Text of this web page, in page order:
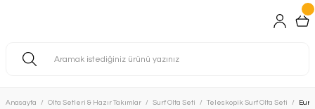
Anasayfa Olta Setleri & Hazır Takımlar Surf Olta Seti Teleskopik Surf Olta Seti